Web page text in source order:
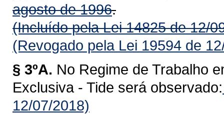
agosto de 1996.
(Incluído pela Lei 14825 de 12/
(Revogado pela Lei 19594 de
§ 3ºA. No Regime de Trabalho
Exclusiva - Tide será observado:
12/07/2018)